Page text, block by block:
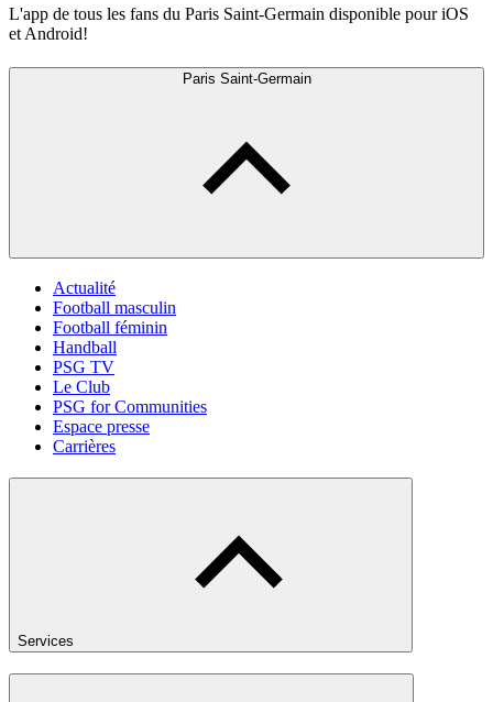
L'app de tous les fans du Paris Saint-Germain disponible pour iOS
et Android!
Paris Saint-Germain
Actualité
Football masculin
Football féminin
Handball
PSG TV
Le Club
PSG for Communities
Espace presse
Carrières
Services